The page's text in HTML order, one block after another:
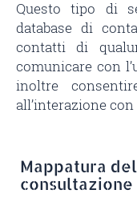
Questo tipo di
database di
contatti di
comunicare con
inoltre
all’interazione con
Mappatura
consultazione